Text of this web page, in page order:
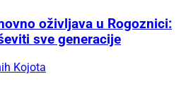
oživljava u Rogoznici:
sve generacije
Kojota